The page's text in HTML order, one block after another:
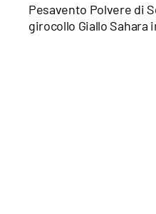
Pesavento Polvere di
girocollo Giallo Sahara